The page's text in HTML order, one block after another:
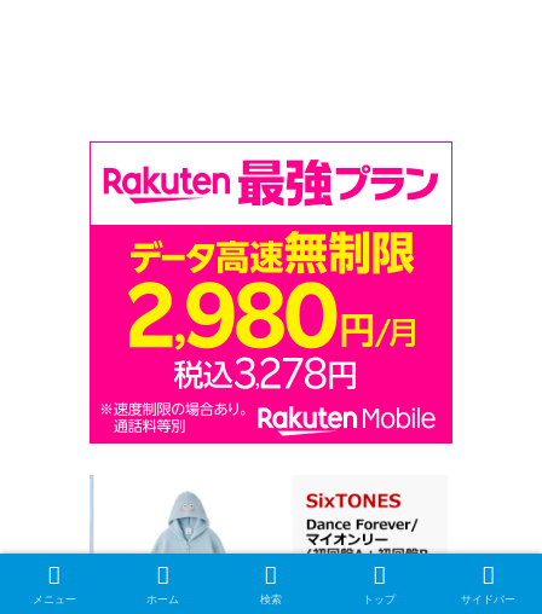
メニュー ホーム 検索 トップ サイドバー